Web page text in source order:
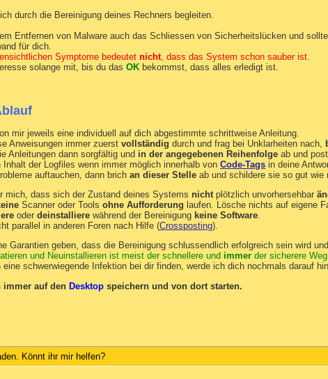
durch die Bereinigung deines Rechners begleiten.
Entfernen von Malware auch das Schliessen von Sicherheitslücken und
für dich.
Symptome bedeutet nicht, dass das System schon sauber ist.
solange mit, bis du das OK bekommst, dass alles erledigt ist.
mir jeweils eine individuell auf dich abgestimmte schrittweise Anleitung.
Anweisungen immer zuerst vollständig durch und frag bei Unklarheiten nach,
Anleitungen dann sorgfältig und in der angegebenen Reihenfolge ab und
Inhalt der Logfiles wenn immer möglich innerhalb von Code-Tags in deine
auftauchen, dann brich an dieser Stelle ab und schildere sie so gut wie
mich, dass sich der Zustand deines Systems nicht plötzlich unvorhersehbar
Scanner oder Tools ohne Aufforderung laufen. Lösche nichts auf eigene
oder deinstalliere während der Bereinigung keine Software
parallel in anderen Foren nach Hilfe (Crossposting).
Garantien geben, dass die Bereinigung schlussendlich erfolgreich sein wird
und Neuinstallieren ist meist der schnellere und immer der sicherere
eine schwerwiegende Infektion bei dir finden, werde ich dich nochmals darauf
immer auf den Desktop speichern und von dort starten.
Könnt ihr mir helfen?